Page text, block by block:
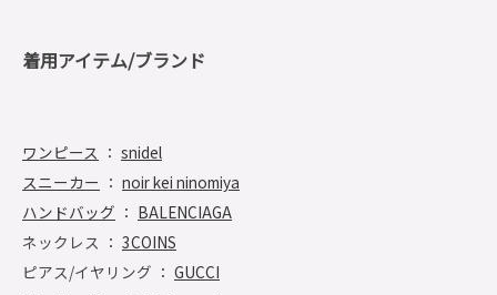
着用アイテム/ブランド
ワンピース ： snidel
スニーカー ： noir kei ninomiya
ハンドバッグ ： BALENCIAGA
ネックレス ： 3COINS
ピアス/イヤリング ： GUCCI